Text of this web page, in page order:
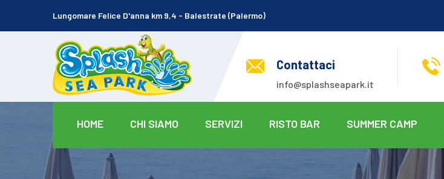
Lungomare Felice D'anna km 9,4 - Balestrate (Palermo)
Contattaci
info@splashseapark.it
HOME CHI SIAMO SERVIZI RISTO BAR SUMMER CAMP